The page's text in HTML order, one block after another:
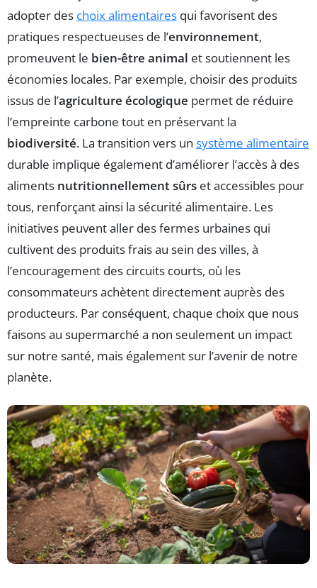
adopter des choix alimentaires qui favorisent des
pratiques respectueuses de l’environnement,
promeuvent le bien-être animal et soutiennent les
économies locales. Par exemple, choisir des produits
issus de l’agriculture écologique permet de réduire
l’empreinte carbone tout en préservant la
biodiversité. La transition vers un système alimentaire
durable implique également d’améliorer l’accès à des
aliments nutritionnellement sûrs et accessibles pour
tous, renforçant ainsi la sécurité alimentaire. Les
initiatives peuvent aller des fermes urbaines qui
cultivent des produits frais au sein des villes, à
l’encouragement des circuits courts, où les
consommateurs achètent directement auprès des
producteurs. Par conséquent, chaque choix que nous
faisons au supermarché a non seulement un impact
sur notre santé, mais également sur l’avenir de notre
planète.